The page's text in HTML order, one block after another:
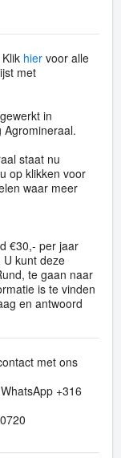
hier voor alle
met
in
Agromineraal.
staat nu
op klikken voor
waar meer
€30,- per jaar
U kunt deze
te gaan naar
is te vinden
en antwoord
met ons
+316